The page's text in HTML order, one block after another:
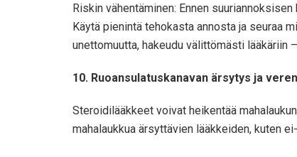
Riskin vähentäminen: Ennen
Käytä pienintä tehokasta annosta ja seuraa
unettomuutta, hakeudu välittömästi lääkäriin
10. Ruoansulatuskanavan ärsytys ja
Steroidilääkkeet voivat heikentää
mahalaukkua ärsyttävien lääkkeiden, kuten